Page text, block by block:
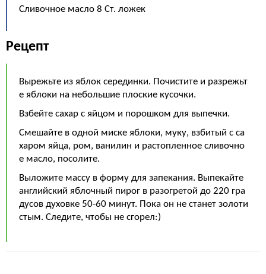
Сливочное масло 8 Ст. ложек
Рецепт
Вырежьте из яблок серединки. Почистите и разрежьт
е яблоки на небольшие плоские кусочки.
Взбейте сахар с яйцом и порошком для выпечки.
Смешайте в одной миске яблоки, муку, взбитый с са
харом яйца, ром, ванилин и растопленное сливочно
е масло, посолите.
Выложите массу в форму для запекания. Выпекайте
английский яблочный пирог в разогретой до 220 гра
дусов духовке 50-60 минут. Пока он не станет золоти
стым. Следите, чтобы не сгорел:)